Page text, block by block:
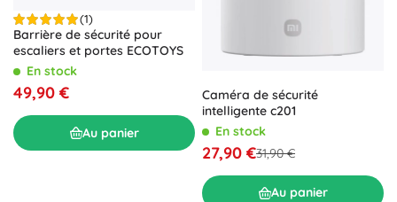
(1)
Barrière de sécurité pour
escaliers et portes ECOTOYS
En stock
49,90 €
Au panier
Caméra de sécurité
intelligente c201
En stock
27,90 €31,90 €
Au panier